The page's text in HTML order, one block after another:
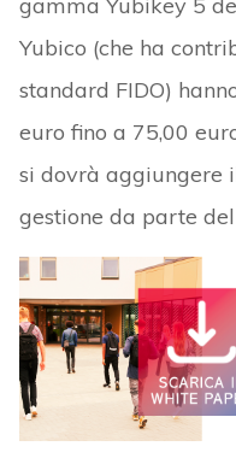
Yubico (che ha
standard FIDO)
euro fino a 75,00
si dovrà aggiungere
gestione da parte